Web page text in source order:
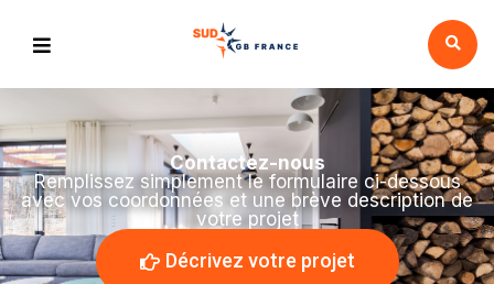
Contactez-nous
Remplissez simplement le formulaire ci-dessous
avec vos coordonnées et une brève description de
votre projet
Décrivez votre projet